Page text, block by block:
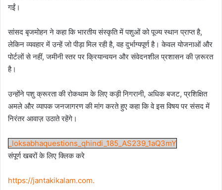
गईं।
सांसद बृजमोहन ने कहा कि भारतीय संस्कृति में पशुओं को पूज्य स्थान प्राप्त है,
लेकिन व्यवहार में उन्हें जो पीड़ा मिल रही है, वह दुर्भाग्यपूर्ण है। केवल योजनाओं और
पोर्टलों से नहीं, जमीनी स्तर पर क्रियान्वयन और संवेदनशील प्रशासन की ज़रूरत
है।
उन्होंने पशु क्रूरता की रोकथाम के लिए कड़ी निगरानी, अधिक बजट, प्रशिक्षित
अमले और व्यापक जनजागरण की मांग करते हुए कहा कि वे इस विषय पर संसद में
निरंतर आवाज़ उठाते रहेंगे।
_loksabhaquestions_qhindi_185_AS239_1aQ3mY
संपूर्ण खबरों के लिए क्लिक करे
https://jantakikalam.com.